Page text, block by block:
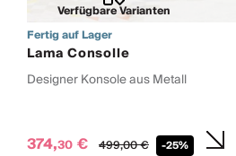
Verfügbare Varianten
Fertig auf Lager
Lama Consolle
Designer Konsole aus Metall
374,30 € 499,00€ -25%